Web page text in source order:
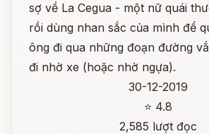
sợ về La Cegua - một nữ quái
rồi dùng nhan sắc của mình để
ông đi qua những đoạn đường
đi nhờ xe (hoặc nhờ ngựa).
30-12-2019
⭐ 4.8
2,585 lượt đọc